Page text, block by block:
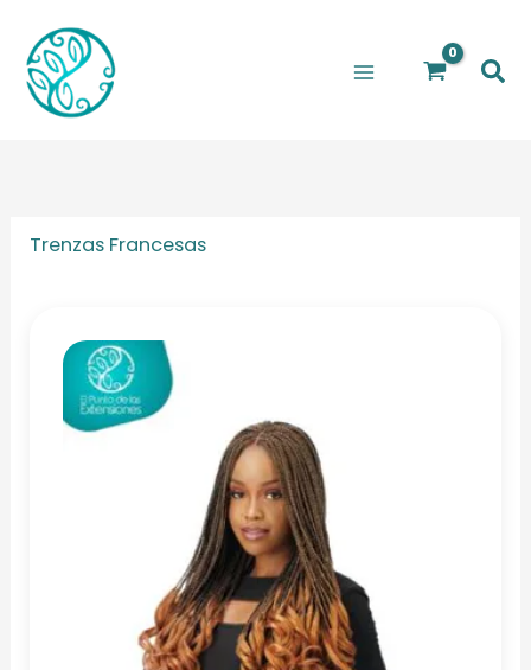
contenido
Trenzas Francesas